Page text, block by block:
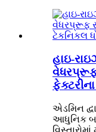
હાઇ-
વેધરપ્રૂફ
એડમિન
આધુનિક